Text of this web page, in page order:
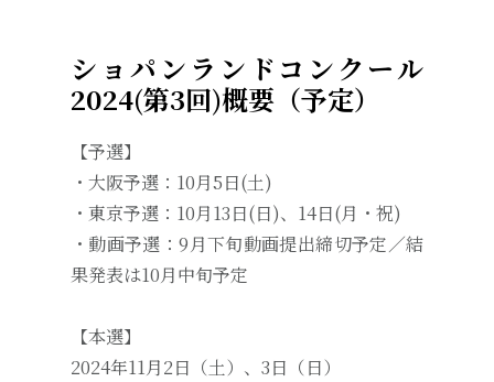
ショパンランドコンクール
2024(第3回)概要（予定）
【予選】
・大阪予選：10月5日(土)
・東京予選：10月13日(日)、14日(月・祝)
・動画予選：9月下旬動画提出締切予定／結
果発表は10月中旬予定
【本選】
2024年11月2日（土）、3日（日）